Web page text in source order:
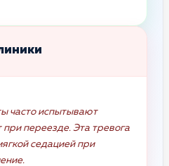
часто испытывают
переезде. Эта тревога
седацией при